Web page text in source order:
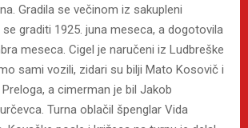
Gradila se večinom iz sakupleni
graditi 1925. juna meseca, a dogotovila
meseca. Cigel je naručeni iz Ludbreške
sami vozili, zidari su bilji Mato Kosovič i
a cimerman je bil Jakob
Turna oblačil špenglar Vida